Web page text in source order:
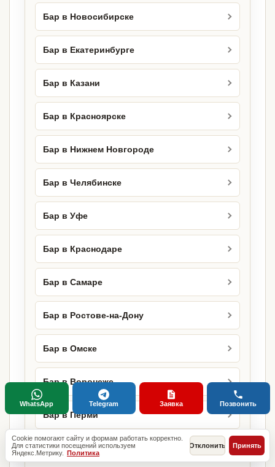
Бар в Новосибирске
Бар в Екатеринбурге
Бар в Казани
Бар в Красноярске
Бар в Нижнем Новгороде
Бар в Челябинске
Бар в Уфе
Бар в Краснодаре
Бар в Самаре
Бар в Ростове-на-Дону
Бар в Омске
Бар в Воронеже
Бар в Перми
Бар в Тюмени
Cookie помогают сайту и формам работать корректно.
Для статистики посещений используем
Яндекс.Метрику. Политика
Отклонить Принять
WhatsApp Telegram Заявка Позвонить